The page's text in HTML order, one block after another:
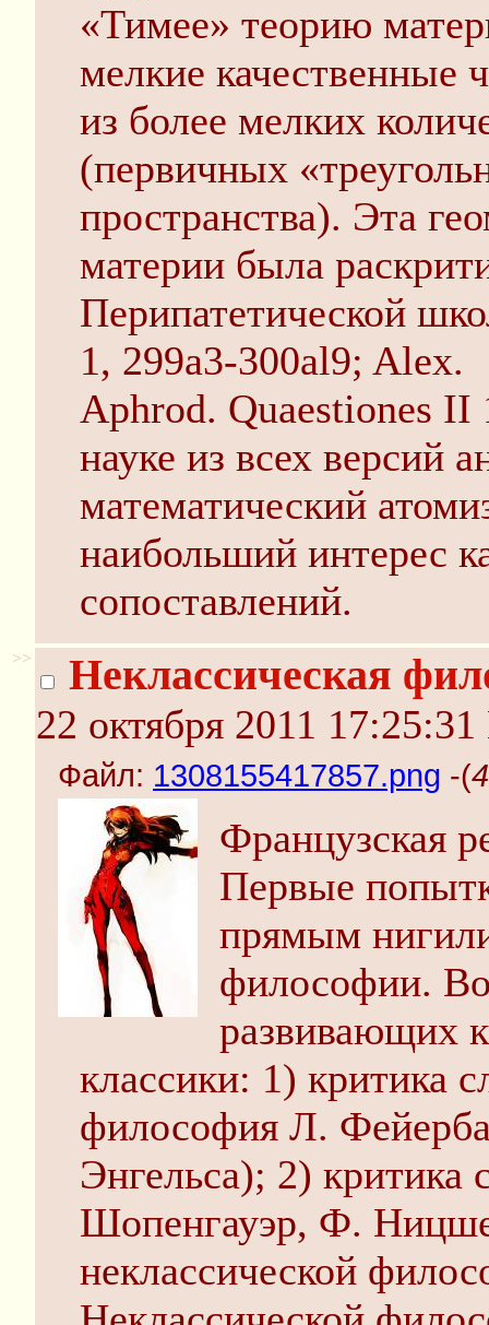
«Тимее» теорию
мелкие качественные
из более мелких
(первичных
пространства). Эта
материи была
Перипатетической
1, 299a3-300al9; Alex.
Aphrod. Quaestiones II
науке из всех версий
математический
наибольший интерес
сопоставлений.
>> Неклассическая
22 октября 2011 17:25:31
Файл: 1308155417857.png -(
Французская
Первые
прямым
философии.
развивающих
классики: 1) критика
философия Л.
Энгельса); 2) критика
Шопенгауэр, Ф.
неклассической